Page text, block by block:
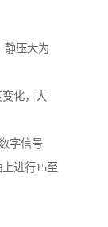
静压大为
化，大
字信号
进行15至